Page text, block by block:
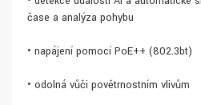
čase a analýza pohybu
• napájení pomocí PoE++ (802.3bt)
• odolná vůči povětrnostním vlivům